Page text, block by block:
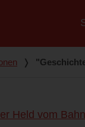
❭
Held vom